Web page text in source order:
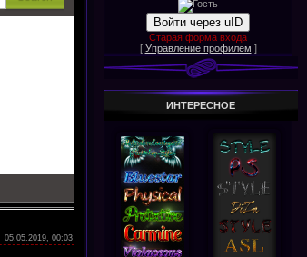
05.05.2019, 00:03
Войти через uID
Старая форма входа
[ Управление профилем ]
ИНТЕРЕСНОЕ